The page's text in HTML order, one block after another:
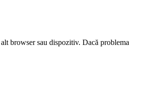
browser sau dispozitiv. Dacă problema